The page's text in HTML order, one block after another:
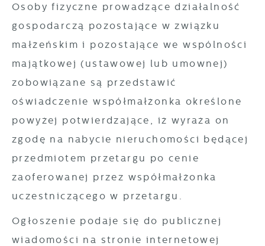
Osoby fizyczne prowadzące działalność
gospodarczą pozostające w związku
małżeńskim i pozostające we wspólności
majątkowej (ustawowej lub umownej)
zobowiązane są przedstawić
oświadczenie współmałżonka określone
powyżej potwierdzające, iż wyraża on
zgodę na nabycie nieruchomości będącej
przedmiotem przetargu po cenie
zaoferowanej przez współmałżonka
uczestniczącego w przetargu.
Ogłoszenie podaje się do publicznej
wiadomości na stronie internetowej